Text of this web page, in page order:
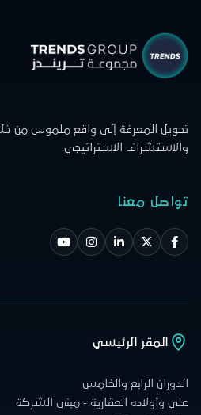
تحويل المعرفة إلى واقع ملموس من
والاستشراف الاستراتيجي.
تواصل معنا
المقر الرئيسي
الدوران الرابع والخامس
علي وأولاده العقارية - مبنى الشركة